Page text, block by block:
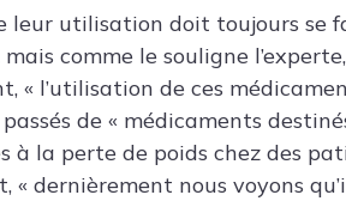
leur utilisation doit toujours se
comme le souligne
« l’utilisation de ces
de « médicaments
à la perte de poids chez des
« dernièrement nous voyons